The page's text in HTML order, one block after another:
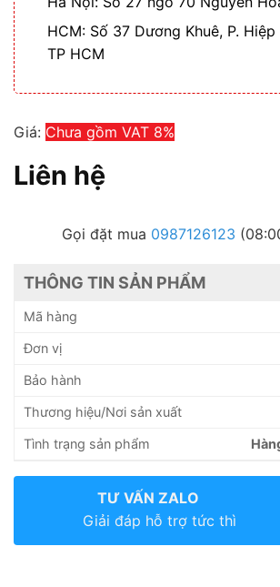
HCM: Số 37 Dương Khuê, P. Hiệp
TP HCM
Giá: Chưa gồm VAT 8%
Liên hệ
Gọi đặt mua 0987126123
THÔNG TIN SẢN PHẨM
Mã hàng
Đơn vị
Bảo hành
Thương hiệu/Nơi sản xuất
Tình trạng sản phẩm
TƯ VẤN ZALO
Giải đáp hỗ trợ tức thì